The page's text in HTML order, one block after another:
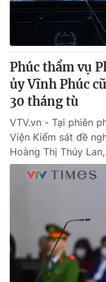
Phúc thẩm vụ
ủy Vĩnh Phúc
30 tháng tù
VTV.vn - Tại phiên
Viện Kiểm sát đề
Hoàng Thị Thúy